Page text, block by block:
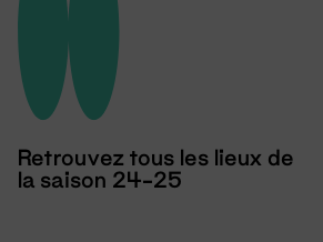
Retrouvez tous les lieux de
la saison 24-25